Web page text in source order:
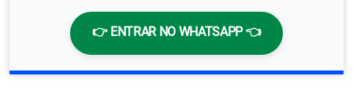
👉 ENTRAR NO WHATSAPP 👈